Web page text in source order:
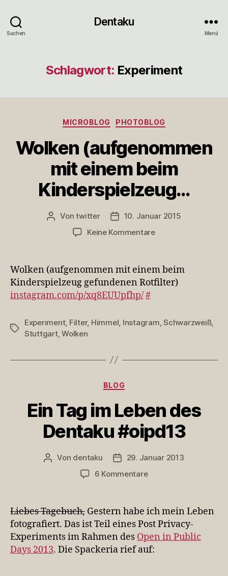
Suchen
Dentaku
Menü
Schlagwort: Experiment
Kategorien
MICROBLOG PHOTOBLOG
Wolken (aufgenommen
mit einem beim
Kinderspielzeug…
Beitragsautor
Vontwitter Veröffentlichungsdatum
10. Januar 2015
Keine Kommentarezu
mit
einem
beim
Wolken (aufgenommen mit einem beim
Kinderspielzeug gefundenen Rotfilter)
instagram.com/p/xq8EUUpfhp/#
Schlagwörter
Experiment, Filter, Himmel Instagram ,Schwarzweiß,
Stuttgart,Wolken
Kategorien
BLOG
Ein Tag im Leben des
Dentaku #oipd13
Beitragsautor
Von dentaku Veröffentlichungsdatum
29. Januar 2013
6 Kommentarezu
im
Leben
des
Dentaku
#oipd13
Liebes Tagebuch, Gestern habe ich mein Leben
fotografiert. Das ist Teil eines Post Privacy-
Experiments im Rahmen des Open in Public
Days 2013. Die Spackeria rief auf: